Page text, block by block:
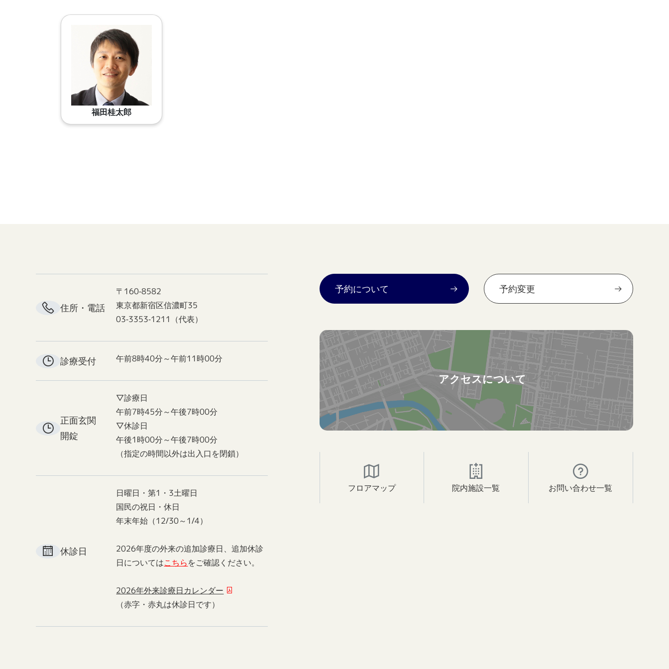
福田桂太郎
住所・電話
〒160-8582
東京都新宿区信濃町35
03-3353-1211（代表）
診療受付 午前8時40分～午前11時00分
正面玄関
開錠
▽診療日
午前7時45分～午後7時00分
▽休診日
午後1時00分～午後7時00分
（指定の時間以外は出入口を閉鎖）
休診日
日曜日・第1・3土曜日
国民の祝日・休日
年末年始（12/30～1/4）
2026年度の外来の追加診療日、追加休診
日についてはこちらをご確認ください。
2026年外来診療日カレンダー
（赤字・赤丸は休診日です）
予約について 予約変更
アクセスについて
フロアマップ 院内施設一覧 お問い合わせ一覧